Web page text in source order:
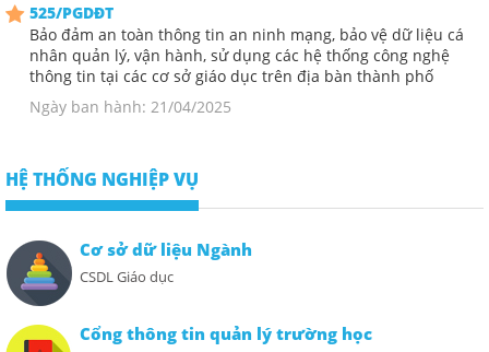
525/PGDĐT
Bảo đảm an toàn thông tin an ninh mạng, bảo vệ dữ liệu cá
nhân quản lý, vận hành, sử dụng các hệ thống công nghệ
thông tin tại các cơ sở giáo dục trên địa bàn thành phố
Ngày ban hành: 21/04/2025
HỆ THỐNG NGHIỆP VỤ
Cơ sở dữ liệu Ngành
CSDL Giáo dục
Cổng thông tin quản lý trường học